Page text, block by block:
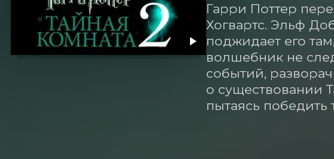
Гарри Поттер
Хогвартс. Эльф
поджидает его
волшебник не
событий,
о существовании
пытаясь